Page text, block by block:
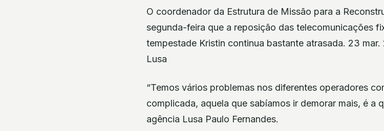
O coordenador da Estrutura de Missão para a
segunda-feira que a reposição das telecomunicações
tempestade Kristin continua bastante atrasada. 23
Lusa
“Temos vários problemas nos diferentes operadores
complicada, aquela que sabíamos ir demorar mais, é a
agência Lusa Paulo Fernandes.